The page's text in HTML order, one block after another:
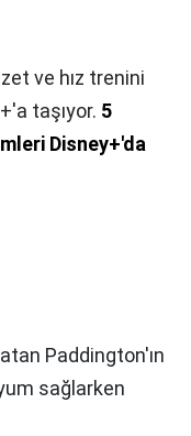
ve hız trenini
taşıyor. 5
Disney+'da
Paddington'ın
sağlarken